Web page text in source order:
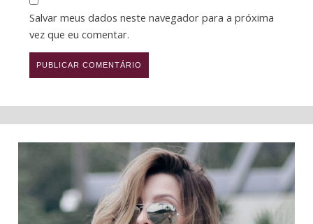
Salvar meus dados neste navegador para a próxima
vez que eu comentar.